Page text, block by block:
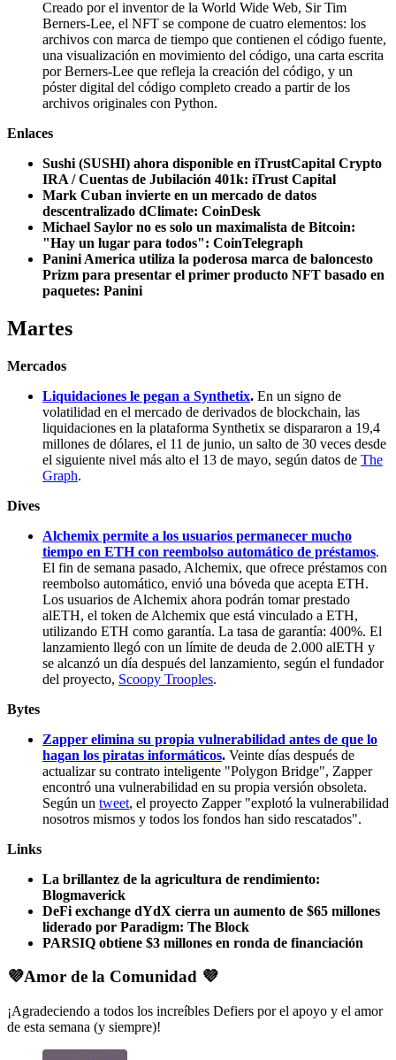
Creado por el inventor de la World Wide Web, Sir Tim
Berners-Lee, el NFT se compone de cuatro elementos: los
archivos con marca de tiempo que contienen el código fuente,
una visualización en movimiento del código, una carta escrita
por Berners-Lee que refleja la creación del código, y un
póster digital del código completo creado a partir de los
archivos originales con Python.
Enlaces
Sushi (SUSHI) ahora disponible en iTrustCapital Crypto
IRA / Cuentas de Jubilación 401k: iTrust Capital
Mark Cuban invierte en un mercado de datos
descentralizado dClimate: CoinDesk
Michael Saylor no es solo un maximalista de Bitcoin:
"Hay un lugar para todos": CoinTelegraph
Panini America utiliza la poderosa marca de baloncesto
Prizm para presentar el primer producto NFT basado en
paquetes: Panini
Martes
Mercados
Liquidaciones le pegan a Synthetix. En un signo de
volatilidad en el mercado de derivados de blockchain, las
liquidaciones en la plataforma Synthetix se dispararon a 19,4
millones de dólares, el 11 de junio, un salto de 30 veces desde
el siguiente nivel más alto el 13 de mayo, según datos de The
Graph.
Dives
Alchemix permite a los usuarios permanecer mucho
tiempo en ETH con reembolso automático de préstamos.
El fin de semana pasado, Alchemix, que ofrece préstamos con
reembolso automático, envió una bóveda que acepta ETH.
Los usuarios de Alchemix ahora podrán tomar prestado
alETH, el token de Alchemix que está vinculado a ETH,
utilizando ETH como garantía. La tasa de garantía: 400%. El
lanzamiento llegó con un límite de deuda de 2.000 alETH y
se alcanzó un día después del lanzamiento, según el fundador
del proyecto, Scoopy Trooples.
Bytes
Zapper elimina su propia vulnerabilidad antes de que lo
hagan los piratas informáticos. Veinte días después de
actualizar su contrato inteligente "Polygon Bridge", Zapper
encontró una vulnerabilidad en su propia versión obsoleta.
Según un tweet, el proyecto Zapper "explotó la vulnerabilidad
nosotros mismos y todos los fondos han sido rescatados".
Links
La brillantez de la agricultura de rendimiento:
Blogmaverick
DeFi exchange dYdX cierra un aumento de $65 millones
liderado por Paradigm: The Block
PARSIQ obtiene $3 millones en ronda de financiación
💜Amor de la Comunidad 💜
¡Agradeciendo a todos los increíbles Defiers por el apoyo y el amor
de esta semana (y siempre)!